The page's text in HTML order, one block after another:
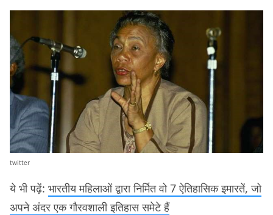
twitter
ये भी पढ़ें: भारतीय महिलाओं द्वारा निर्मित वो 7 ऐतिहासिक इमारतें, जो
अपने अंदर एक गौरवशाली इतिहास समेटे हैं